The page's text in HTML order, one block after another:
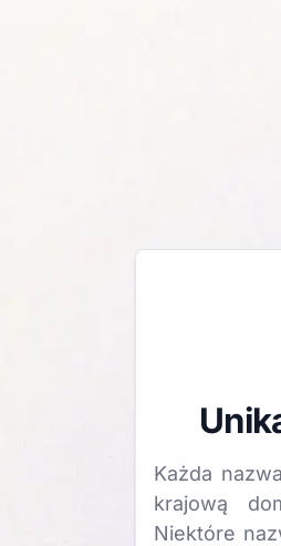
Każda
krajową
Niektóre